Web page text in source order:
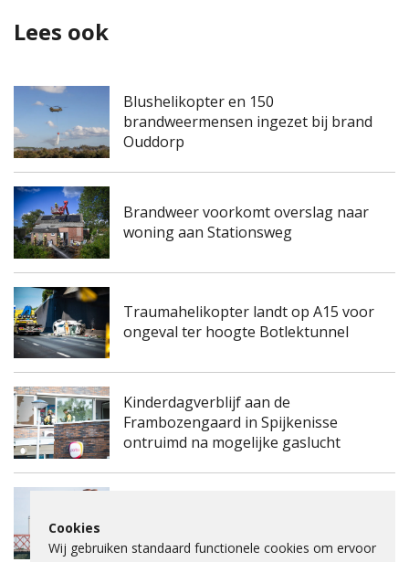
Lees ook
Blushelikopter en 150
brandweermensen ingezet bij brand
Ouddorp
Brandweer voorkomt overslag naar
woning aan Stationsweg
Traumahelikopter landt op A15 voor
ongeval ter hoogte Botlektunnel
Kinderdagverblijf aan de
Frambozengaard in Spijkenisse
ontruimd na mogelijke gaslucht
Cookies
Wij gebruiken standaard functionele cookies om ervoor